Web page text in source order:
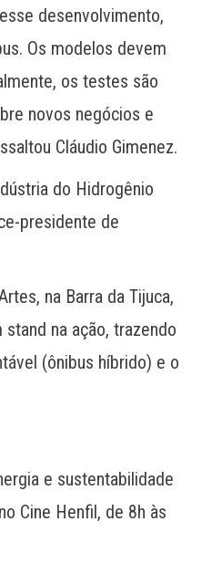
desenvolvimento,
Os modelos devem
os testes são
novos negócios e
Cláudio Gimenez.
do Hidrogênio
presidente de
na Barra da Tijuca,
na ação, trazendo
(ônibus híbrido) e o
e sustentabilidade
Cine Henfil, de 8h às